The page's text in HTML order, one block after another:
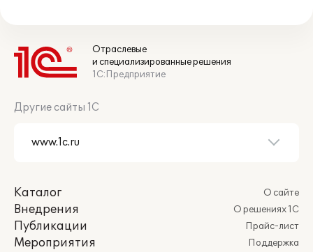
Отраслевые
и специализированные решения
1С:Предприятие
Другие сайты 1С
Каталог
Внедрения
Публикации
Мероприятия
О сайте
О решениях 1С
Прайс-лист
Поддержка